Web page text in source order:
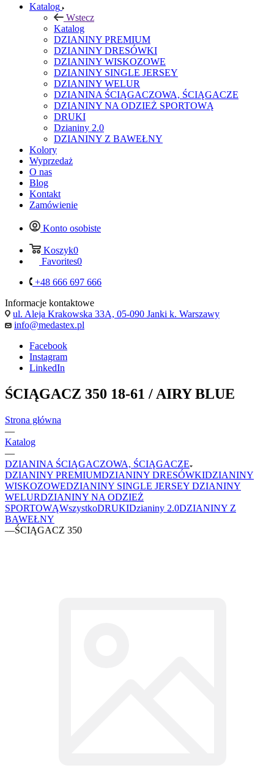
Katalog
Wstecz
Katalog
DZIANINY PREMIUM
DZIANINY DRESÓWKI
DZIANINY WISKOZOWE
DZIANINY SINGLE JERSEY
DZIANINY WELUR
DZIANINA ŚCIĄGACZOWA, ŚCIĄGACZE
DZIANINY NA ODZIEŻ SPORTOWĄ
DRUKI
Dzianiny 2.0
DZIANINY Z BAWEŁNY
Kolory
Wyprzedaż
O nas
Blog
Kontakt
Zamówienie
Konto osobiste
Koszyk0
Favorites0
+48 666 697 666
Informacje kontaktowe
ul. Aleja Krakowska 33A, 05-090 Janki k. Warszawy
info@medastex.pl
Facebook
Instagram
LinkedIn
ŚCIĄGACZ 350 18-61 / AIRY BLUE
Strona główna
—
Katalog
—
DZIANINA ŚCIĄGACZOWA, ŚCIĄGACZE
DZIANINY PREMIUMDZIANINY DRESÓWKIDZIANINY
WISKOZOWEDZIANINY SINGLE JERSEY DZIANINY
WELURDZIANINY NA ODZIEŻ
SPORTOWĄWszystkoDRUKIDzianiny 2.0DZIANINY Z
BAWEŁNY
—ŚCIĄGACZ 350